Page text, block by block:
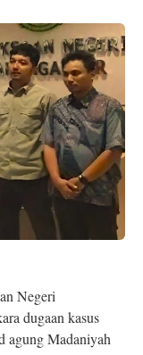
Negeri
dugaan kasus
agung Madaniyah